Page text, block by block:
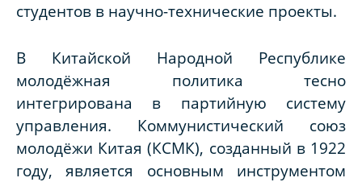
студентов в научно-технические проекты.
В Китайской Народной Республике
молодёжная политика тесно
интегрирована в партийную систему
управления. Коммунистический союз
молодёжи Китая (КСМК), созданный в 1922
году, является основным инструментом